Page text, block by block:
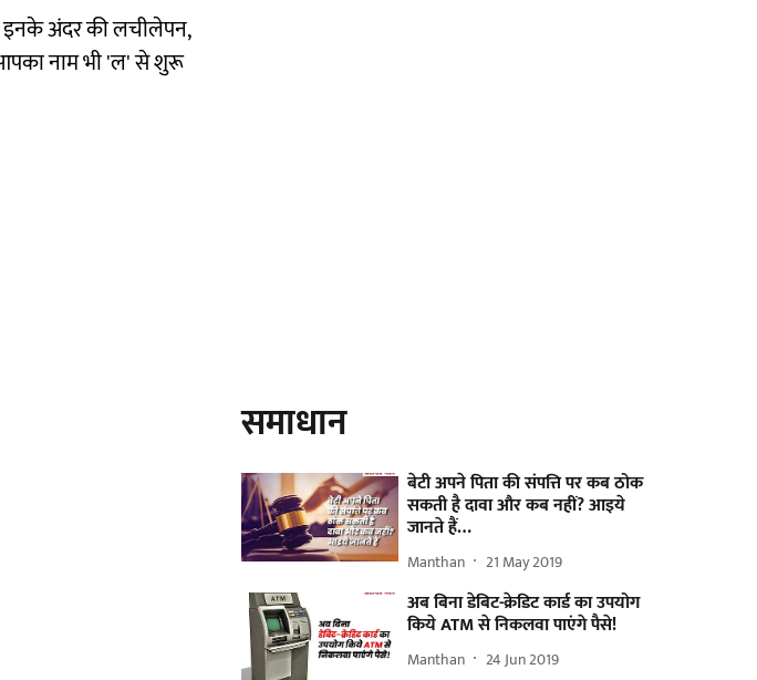
इनके अंदर की लचीलेपन,
नाम भी 'ल' से शुरू
समाधान
बेटी अपने पिता की संपत्ति पर कब ठोक
सकती है दावा और कब नहीं? आइये
जानते हैं…
Manthan 21 May 2019
अब बिना डेबिट-क्रेडिट कार्ड का उपयोग
किये ATM से निकलवा पाएंगे पैसे!
Manthan 24 Jun 2019